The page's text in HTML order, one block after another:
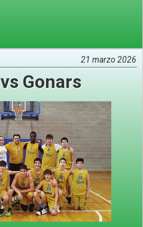
21 marzo 2026
Gonars